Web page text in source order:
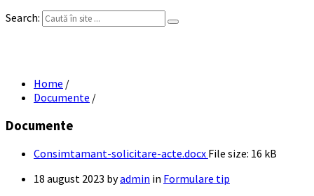
Search:
Home /
Documente /
Documente
Consimtamant-solicitare-acte.docx File size: 16 kB
18 august 2023 byadmin in Formulare tip